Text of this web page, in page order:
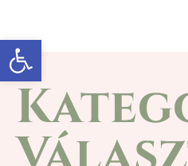
Eszköztár megnyitása